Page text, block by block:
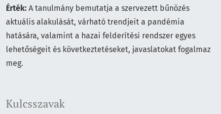
Kulcsszavak
Érték: A tanulmány bemutatja a szervezett bűnözés
aktuális alakulását, várható trendjeit a pandémia
hatására, valamint a hazai felderítési rendszer egyes
lehetőségeit és következtetéseket, javaslatokat fogalmaz
meg.